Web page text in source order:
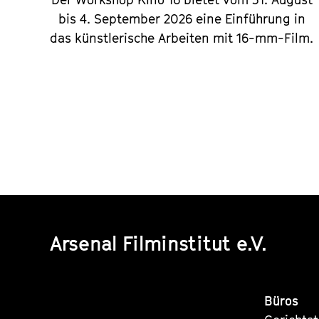
bis 4. September 2026 eine Einführung in
das künstlerische Arbeiten mit 16-mm-Film.
Arsenal Filminstitut e.V.
Büros